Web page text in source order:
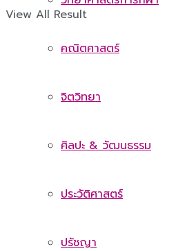
View All Result
คณิตศาสตร์
จิตวิทยา
ศิลปะ & วัฒนธรรม
ประวัติศาสตร์
ปรัชญา